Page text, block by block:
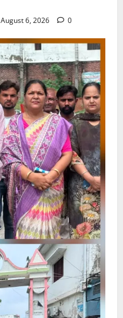
August 6, 2026 0